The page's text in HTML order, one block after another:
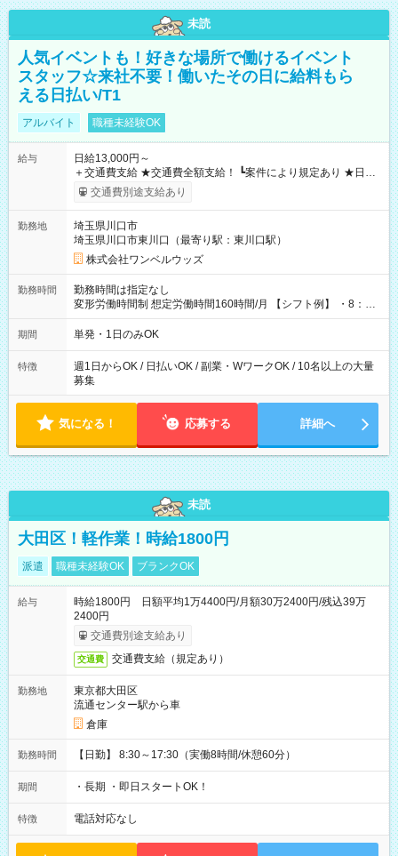
未読
人気イベントも！好きな場所で働けるイベント
スタッフ☆来社不要！働いたその日に給料もら
える日払い/T1
アルバイト 職種未経験OK
給与
日給13,000円～
＋交通費支給 ★交通費全額支給！ ┗案件により規定あり ★日払
いOK！（規定あり） ┗働いたその日に現金GET♪ お仕事後はコ
ンビニATMから 日払い分を引き落とせます！ 【試用期間】試
交通費別途支給あり
勤務地
埼玉県川口市
埼玉県川口市東川口（最寄り駅：東川口駅）
株式会社ワンベルウッズ
勤務時間
勤務時間は指定なし
変形労働時間制 想定労働時間160時間/月 【シフト例】 ・8：00
～21：00
期間 単発・1日のみOK
特徴
週1日からOK / 日払いOK / 副業・WワークOK / 10名以上の大量
募集
気になる！ 応募する 詳細へ
未読
大田区！軽作業！時給1800円
派遣 職種未経験OK ブランクOK
給与
時給1800円 日額平均1万4400円/月額30万2400円/残込39万
2400円
交通費別途支給あり
交通費 交通費支給（規定あり）
勤務地
東京都大田区
流通センター駅から車
倉庫
勤務時間 【日勤】 8:30～17:30（実働8時間/休憩60分）
期間 ・長期 ・即日スタートOK！
特徴 電話対応なし